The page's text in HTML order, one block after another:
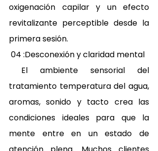
oxigenación capilar y un efecto
revitalizante perceptible desde la
primera sesión.
04 :Desconexión y claridad mental
El ambiente sensorial del
tratamiento temperatura del agua,
aromas, sonido y tacto crea las
condiciones ideales para que la
mente entre en un estado de